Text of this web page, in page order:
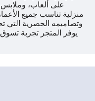
على ألعاب،
منزلية تناسب جميع
وتصاميمه الحصرية التي
يوفر المتجر تجربة